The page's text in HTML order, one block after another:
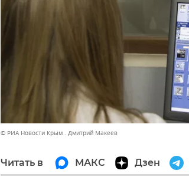
© РИА Новости Крым . Дмитрий Макеев
Читать в МАКС Дзен